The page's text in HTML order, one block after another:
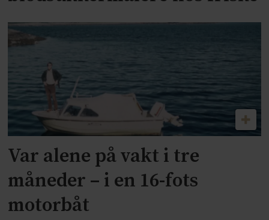
Var alene på vakt i tre
måneder – i en 16-fots
motorbåt